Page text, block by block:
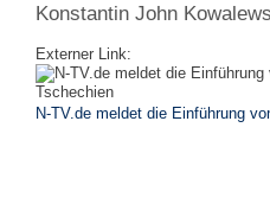
Konstantin John
Externer Link:
N-TV.de meldet die Einführung